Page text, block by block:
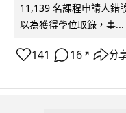
11,139 名課程申請人錯
以為獲得學位取錄，事...
141 16 ↗ 分